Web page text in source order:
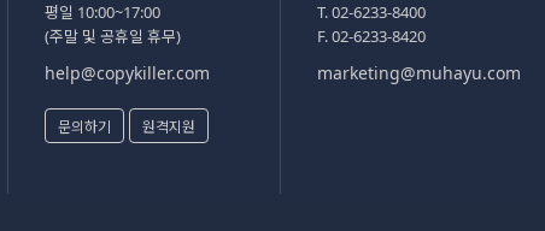
평일 10:00~17:00
(주말 및 공휴일 휴무)
help@copykiller.com
문의하기 원격지원
T. 02-6233-8400
F. 02-6233-8420
marketing@muhayu.com